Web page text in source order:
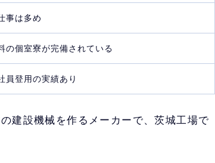
事は多め
の個室寮が完備されている
員登用の実績あり
建設機械を作るメーカーで、茨城工場で